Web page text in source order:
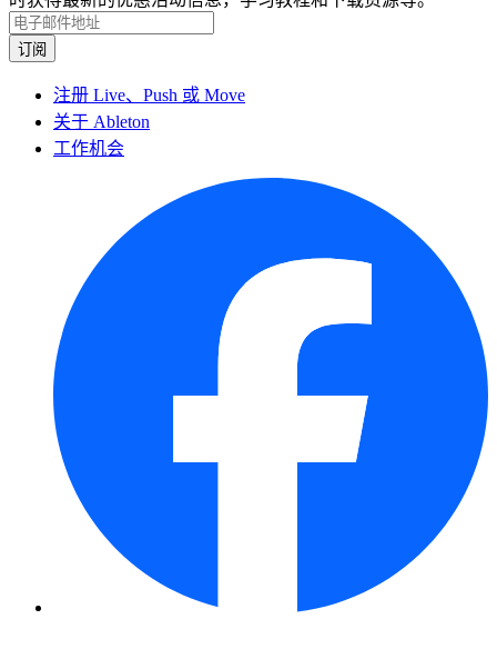
注册 Live、Push 或 Move
关于 Ableton
工作机会